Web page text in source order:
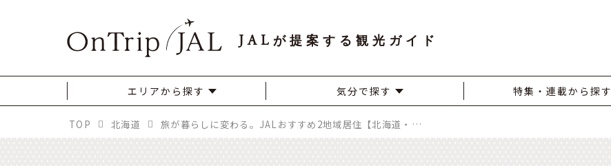
JAL が提案する観光ガイド
エリアから探す 気分で探す 特集・連載から探す
TOP 北海道 旅が暮らしに変わる。JALおすすめ2地域居住【北海道・東川町編】